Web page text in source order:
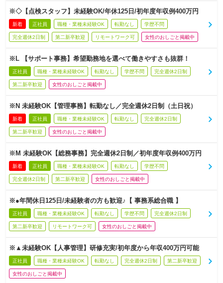
※◇【点検スタッフ】未経験OK/年休125日/初年度年収例400万円
新着 正社員 職種・業種未経験OK 転勤なし 学歴不問
完全週休2日制 第二新卒歓迎 リモートワーク可 女性のおしごと掲載中
※L 【サポート事務】希望勤務地を選べて働きやすさも抜群！
正社員 職種・業種未経験OK 転勤なし 学歴不問 完全週休2日制
第二新卒歓迎 女性のおしごと掲載中
※N 未経験OK【管理事務】転勤なし／完全週休2日制（土日祝）
新着 正社員 職種・業種未経験OK 転勤なし 完全週休2日制
第二新卒歓迎 女性のおしごと掲載中
※M 未経験OK【総務事務】完全週休2日制／初年度年収例400万円
新着 正社員 職種・業種未経験OK 転勤なし 学歴不問
完全週休2日制 第二新卒歓迎 女性のおしごと掲載中
※●年間休日125日/未経験者の方も歓迎♪【 事務系総合職 】
正社員 職種・業種未経験OK 転勤なし 学歴不問 完全週休2日制
第二新卒歓迎 リモートワーク可 女性のおしごと掲載中
※▲未経験OK【人事管理】研修充実/初年度から年収400万円可能
正社員 職種・業種未経験OK 転勤なし 完全週休2日制 第二新卒歓迎
女性のおしごと掲載中